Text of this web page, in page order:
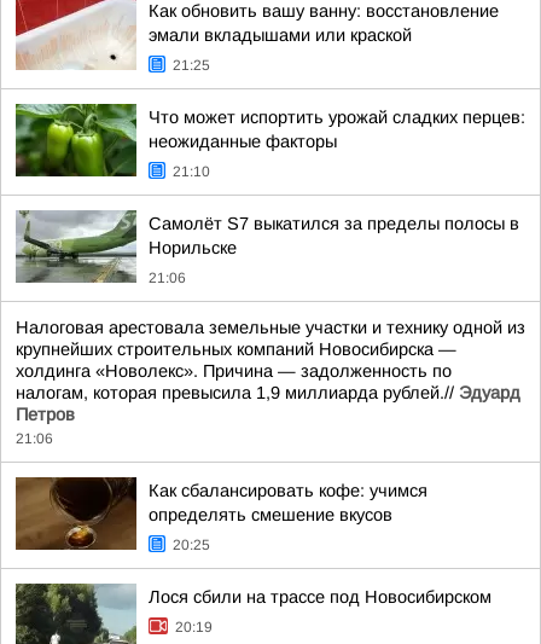
Как обновить вашу ванну: восстановление
эмали вкладышами или краской
21:25
Что может испортить урожай сладких перцев:
неожиданные факторы
21:10
Самолёт S7 выкатился за пределы полосы в
Норильске
21:06
Налоговая арестовала земельные участки и технику одной из
крупнейших строительных компаний Новосибирска —
холдинга «Новолекс». Причина — задолженность по
налогам, которая превысила 1,9 миллиарда рублей.// Эдуард
Петров
21:06
Как сбалансировать кофе: учимся
определять смешение вкусов
20:25
Лося сбили на трассе под Новосибирском
20:19